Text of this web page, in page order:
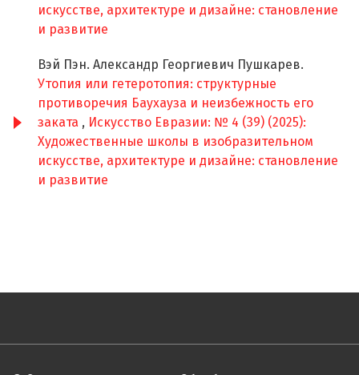
искусстве, архитектуре и дизайне: становление
и развитие
Вэй Пэн. Александр Георгиевич Пушкарев.
Утопия или гетеротопия: структурные
противоречия Баухауза и неизбежность его
заката , Искусство Евразии: № 4 (39) (2025):
Художественные школы в изобразительном
искусстве, архитектуре и дизайне: становление
и развитие